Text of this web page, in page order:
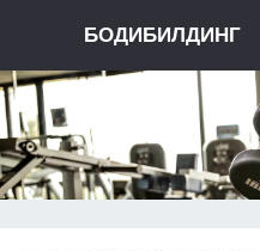
БОДИБИЛДИНГ